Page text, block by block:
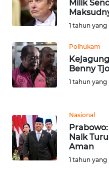
Milik
1 tahun yang
Polhukam
Benny
1 tahun yang
Nasional
Naik
Aman
1 tahun yang
WN
SERAMBI
WN
JAMBI
WN
NTB